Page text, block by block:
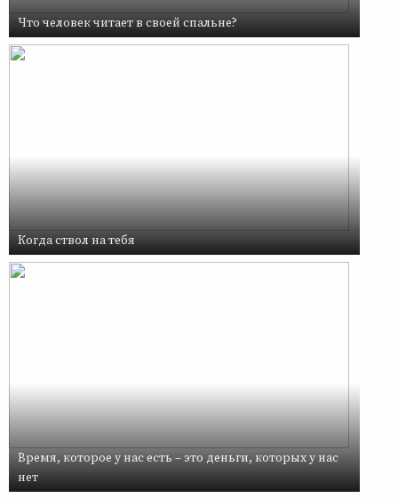
Что человек читает в своей спальне?
Когда ствол на тебя
Время, которое у нас есть – это деньги, которых у нас
нет